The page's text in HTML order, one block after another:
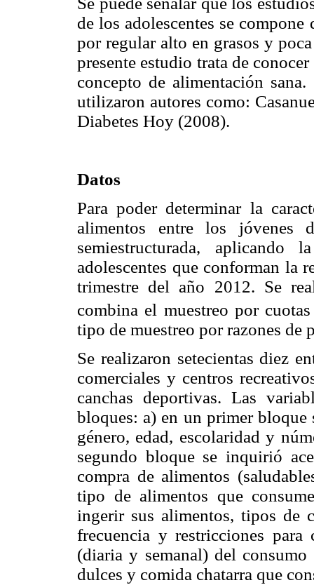
de los adolescentes se
por regular alto en grasos y
presente estudio trata de
concepto de alimentación
utilizaron autores como:
Diabetes Hoy (2008).
Datos
Para poder determinar la
alimentos entre los jóvenes
semiestructurada,
adolescentes que conforman la
trimestre del año 2012. Se
combina el muestreo por
tipo de muestreo por razones de
Se realizaron setecientas diez
comerciales y centros
canchas deportivas. Las
bloques: a) en un primer bloque
género, edad, escolaridad y
segundo bloque se inquirió
compra de alimentos
tipo de alimentos que
ingerir sus alimentos, tipos de
frecuencia y restricciones para
(diaria y semanal) del
dulces y comida chatarra que